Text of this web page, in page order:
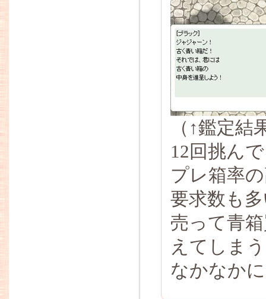
（↑鑑定
12回挑ん
プレ箱率
要求数も
売って青
えてしま
なかなか